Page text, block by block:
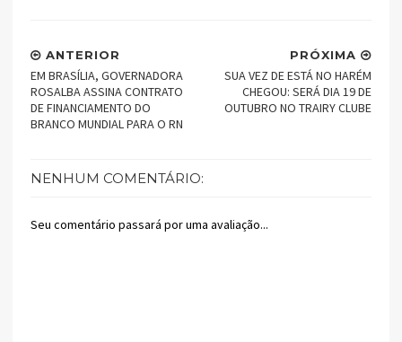
PRÓXIMA
SUA VEZ DE ESTÁ NO HARÉM
CHEGOU: SERÁ DIA 19 DE
OUTUBRO NO TRAIRY CLUBE
ANTERIOR
EM BRASÍLIA, GOVERNADORA
ROSALBA ASSINA CONTRATO
DE FINANCIAMENTO DO
BRANCO MUNDIAL PARA O RN
NENHUM COMENTÁRIO:
Seu comentário passará por uma avaliação...